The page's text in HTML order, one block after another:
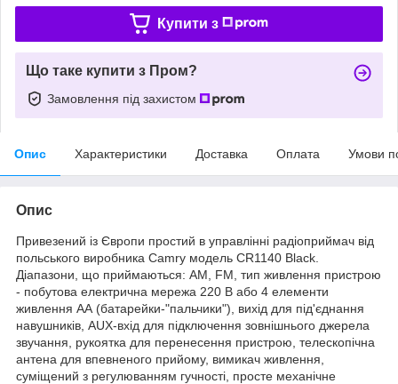
Купити з
Що таке купити з Пром?
Замовлення під захистом
Опис Характеристики Доставка Оплата Умови
Опис
Привезений із Європи простий в управлінні радіоприймач від
польського виробника Camry модель CR1140 Black.
Діапазони, що приймаються: AM, FM, тип живлення пристрою
- побутова електрична мережа 220 В або 4 елементи
живлення АА (батарейки-"пальчики"), вихід для під'єднання
навушників, AUX-вхід для підключення зовнішнього джерела
звучання, рукоятка для перенесення пристрою, телескопічна
антена для впевненого прийому, вимикач живлення,
суміщений з регулюванням гучності, просте механічне